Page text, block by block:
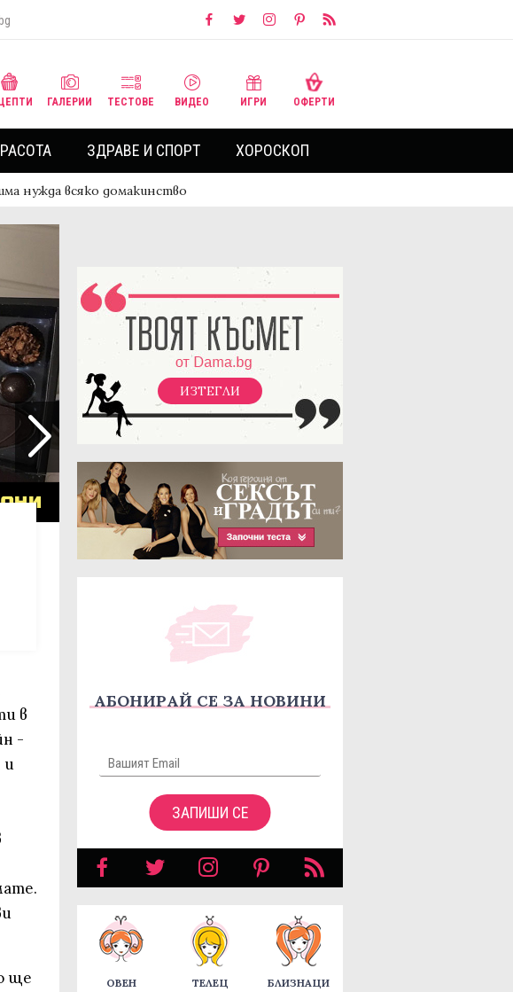
ГАЛЕРИИ ТЕСТОВЕ ВИДЕО ИГРИ ОФЕРТИ
ЗДРАВЕ И СПОРТ ХОРОСКОП
нужда всяко домакинство
в
-
и
ще
ИЗТЕГЛИ
АБОНИРАЙ СЕ ЗА НОВИНИ
ЗАПИШИ СЕ
ОВЕН ТЕЛЕЦ БЛИЗНАЦИ